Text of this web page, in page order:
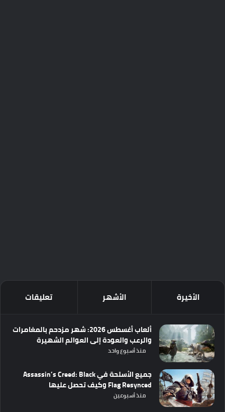
الأخيرة الأشهر تعليقات
ألعاب أغسطس 2026: شهر مزدحم بالمغامرات
والرعب والعودة إلى العوالم الشهيرة
منذ أسبوع واحد
جميع الأسلحة في Assassin’s Creed: Black
Flag Resynced وكيف تحصل عليها
منذ أسبوعين